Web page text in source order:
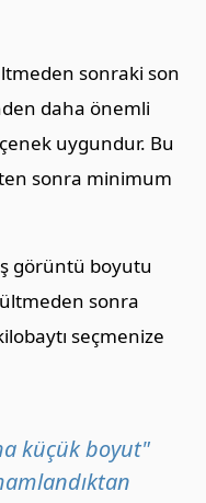
sonraki son
daha önemli
uygundur. Bu
sonra minimum
görüntü boyutu
sonra
seçmenize
küçük boyut"